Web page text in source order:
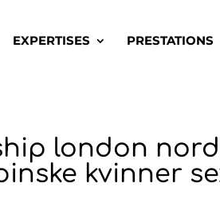
EXPERTISES PRESTATIONS
london nord
kvinner